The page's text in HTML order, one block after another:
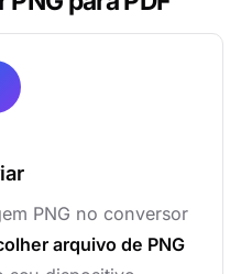
PNG no conversor
arquivo de PNG